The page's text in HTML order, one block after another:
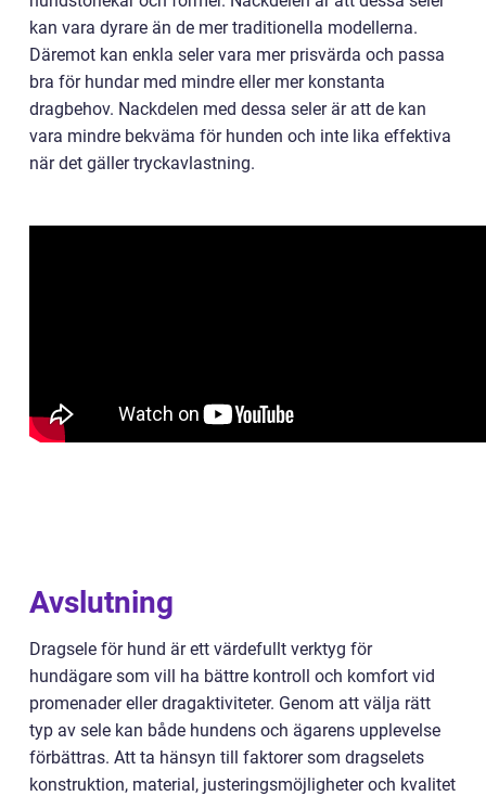
kan vara dyrare än de mer traditionella modellerna.
Däremot kan enkla seler vara mer prisvärda och passa
bra för hundar med mindre eller mer konstanta
dragbehov. Nackdelen med dessa seler är att de kan
vara mindre bekväma för hunden och inte lika effektiva
när det gäller tryckavlastning.
Avslutning
Dragsele för hund är ett värdefullt verktyg för
hundägare som vill ha bättre kontroll och komfort vid
promenader eller dragaktiviteter. Genom att välja rätt
typ av sele kan både hundens och ägarens upplevelse
förbättras. Att ta hänsyn till faktorer som dragselets
konstruktion, material, justeringsmöjligheter och kvalitet